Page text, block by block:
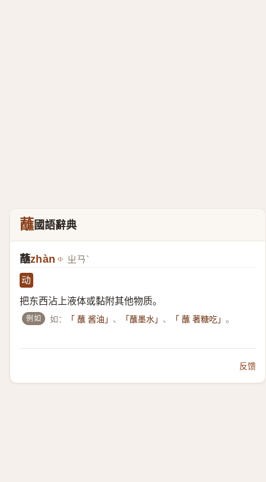
蘸國語辭典
蘸zhàn ㄓㄢˋ
动
把东西沾上液体或黏附其他物质。
例如 如： 「 蘸 酱油」 、 「蘸墨水」 、 「 蘸 著糖吃」。
反馈